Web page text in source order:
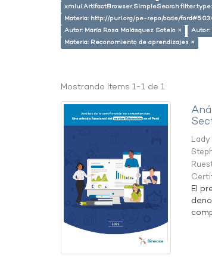
Materia: http://purl.org/pe-repo/ocde/
Autor: María Rosa Malásquez Sotelo ×
Autor:
Materia: Reconomiento de aprendizajes ×
Mostrando ítems 1-1 de 1
El